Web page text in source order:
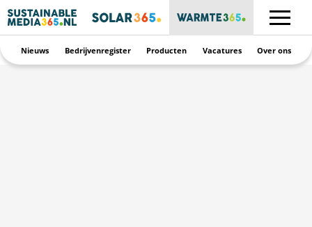
Nieuws Bedrijvenregister Producten Vacatures Over ons